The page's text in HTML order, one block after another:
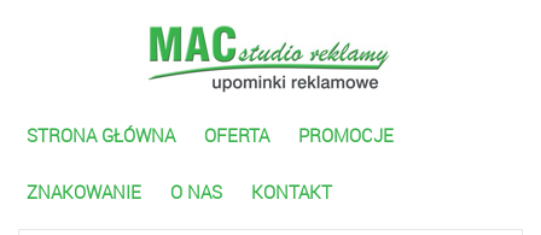
STRONA GŁÓWNA OFERTA PROMOCJE
ZNAKOWANIE O NAS KONTAKT